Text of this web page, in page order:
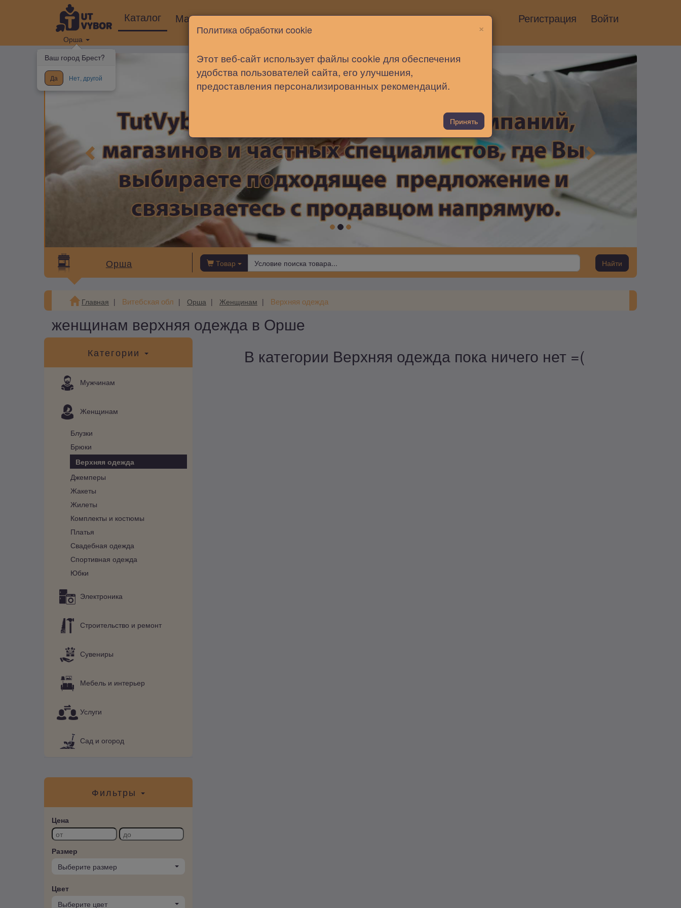
Орша
Ваш город Брест?
Да Нет, другой
Каталог Магазины Новости Статьи Помощь Регистрация Войти
Орша Товар Найти
Главная Витебская обл Орша Женщинам Верхняя одежда
женщинам верхняя одежда в Орше
Категории
Мужчинам
Женщинам
Блузки
Брюки
Верхняя одежда
Джемперы
Жакеты
Жилеты
Комплекты и костюмы
Платья
Свадебная одежда
Спортивная одежда
Юбки
Электроника
Строительство и ремонт
Сувениры
Мебель и интерьер
Услуги
Сад и огород
Фильтры
Цена
Размер
Выберите размер
Цвет
Выберите цвет
В категории Верхняя одежда пока ничего нет =(
×
Политика обработки cookie
Этот веб-сайт использует файлы cookie для обеспечения
удобства пользователей сайта, его улучшения,
предоставления персонализированных рекомендаций.
Принять